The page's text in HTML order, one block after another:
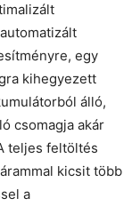
egy
kihegyezett
álló,
csomagja akár
teljes feltöltés
kicsit több
a